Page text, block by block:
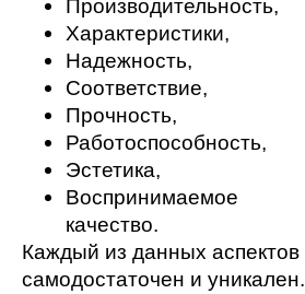
Производительность,
Характеристики,
Надежность,
Соответствие,
Прочность,
Работоспособность,
Эстетика,
Воспринимаемое
качество.
Каждый из данных аспектов
самодостаточен и уникален.